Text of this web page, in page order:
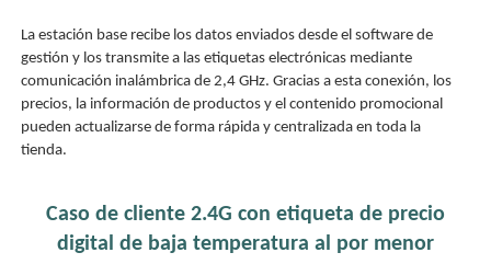
La estación base recibe los datos enviados desde el software de
gestión y los transmite a las etiquetas electrónicas mediante
comunicación inalámbrica de 2,4 GHz. Gracias a esta conexión, los
precios, la información de productos y el contenido promocional
pueden actualizarse de forma rápida y centralizada en toda la
tienda.
Caso de cliente 2.4G con etiqueta de precio
digital de baja temperatura al por menor